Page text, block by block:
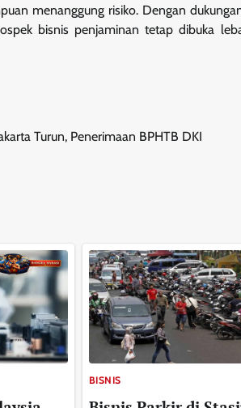
menanggung risiko. Dengan
bisnis penjaminan tetap dibuka
Turun, Penerimaan BPHTB DKI
BISNIS